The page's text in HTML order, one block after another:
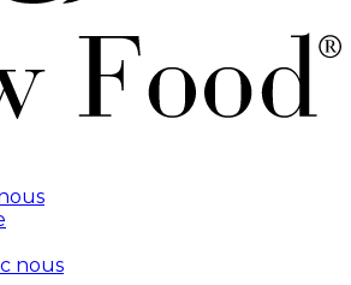
nous